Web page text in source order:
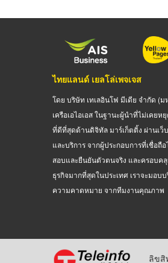
ไทยแลนด์ เยลโล่เพจเจส
โดย บริษัท เทเลอินโฟ มีเดีย จำกัด (
เครือเอไอเอส ในฐานะผู้นำที่ไม่เคย
ที่ดีที่สุดด้านดิจิทัล มาร์เก็ตติ้ง ผ่านเว็
และบริการ จากผู้ประกอบการที่เชื่อถื
สอบและยืนยันตัวตนจริง และครอบค
ธุรกิจมากที่สุดในประเทศ เราจะมอบ
ความคาดหมาย จากทีมงานคุณภาพ
ลิขสิ